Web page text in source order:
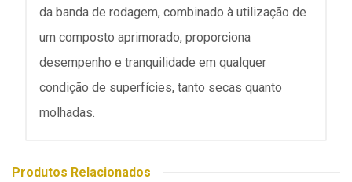
da banda de rodagem, combinado à utilização de
um composto aprimorado, proporciona
desempenho e tranquilidade em qualquer
condição de superfícies, tanto secas quanto
molhadas.
Produtos Relacionados